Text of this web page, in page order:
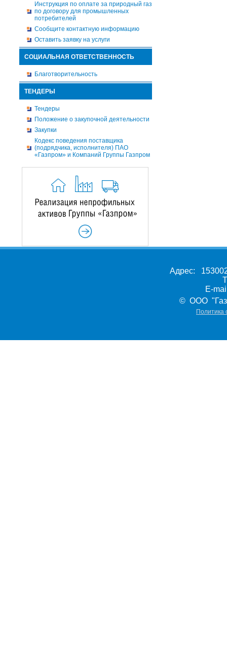
Инструкция по оплате за природный газ
по договору для промышленных
потребителей
Сообщите контактную информацию
Оставить заявку на услуги
СОЦИАЛЬНАЯ ОТВЕТСТВЕННОСТЬ
Благотворительность
ТЕНДЕРЫ
Тендеры
Положение о закупочной деятельности
Закупки
Кодекс поведения поставщика
(подрядчика, исполнителя) ПАО
«Газпром» и Компаний Группы Газпром
Адрес:
E-
© ООО
Политика